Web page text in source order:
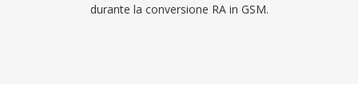
durante la conversione RA in GSM.